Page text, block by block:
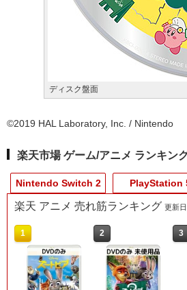
ディスク盤面
©2019 HAL Laboratory, Inc. / Nintendo
楽天市場 ゲーム/アニメ ランキン
Nintendo Switch 2
1 2 3
PlayStation
1 2 3
1 2 3
楽天 アニメ 売れ筋ランキング 更新
1 2 3